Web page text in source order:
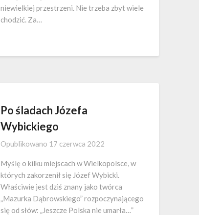
niewielkiej przestrzeni. Nie trzeba zbyt wiele
chodzić. Za…
Po śladach Józefa
Wybickiego
Opublikowano 17 czerwca 2022
Myślę o kilku miejscach w Wielkopolsce, w
których zakorzenił się Józef Wybicki.
Właściwie jest dziś znany jako twórca
„Mazurka Dąbrowskiego” rozpoczynającego
się od słów: „Jeszcze Polska nie umarła…”